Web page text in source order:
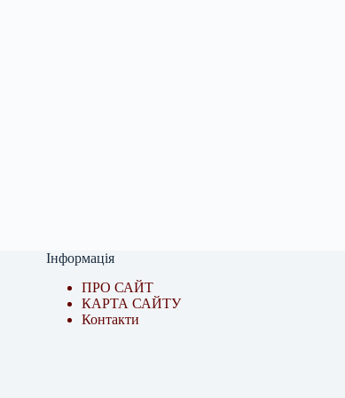
Інформація
ПРО САЙТ
КАРТА САЙТУ
Контакти